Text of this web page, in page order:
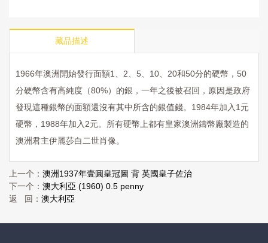
藏品描述
1966年澳洲開始發行面額1、2、5、10、20和50分的硬幣，50
分硬幣含有高純度（80%）的銀，一年之後被召回，原因是政府
發現這種銀幣的面額還沒有其中所含的銀值錢。1984年加入1元
硬幣，1988年加入2元。所有硬幣上都有皇家澳洲鑄幣廠製造的
澳洲君主伊麗莎白二世肖像。
上一个： 澳洲1937年壹圓皇冠圖 背 英國皇子佐治
下一个： 澳大利亞 (1960) 0.5 penny
返 回： 澳大利亞